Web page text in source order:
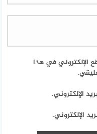
الإلكتروني في هذا
الإلكتروني.
الإلكتروني.